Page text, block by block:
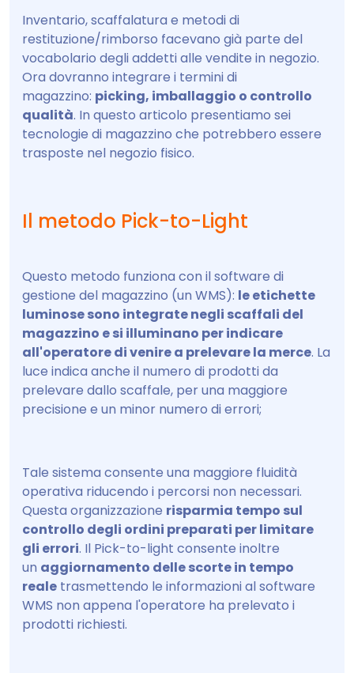
Inventario, scaffalatura e metodi di
restituzione/rimborso facevano già parte del
vocabolario degli addetti alle vendite in negozio.
Ora dovranno integrare i termini di
magazzino: picking, imballaggio o controllo
qualità. In questo articolo presentiamo sei
tecnologie di magazzino che potrebbero essere
trasposte nel negozio fisico.
Il metodo Pick-to-Light
Questo metodo funziona con il software di
gestione del magazzino (un WMS): le etichette
luminose sono integrate negli scaffali del
magazzino e si illuminano per indicare
all'operatore di venire a prelevare la merce. La
luce indica anche il numero di prodotti da
prelevare dallo scaffale, per una maggiore
precisione e un minor numero di errori;
Tale sistema consente una maggiore fluidità
operativa riducendo i percorsi non necessari.
Questa organizzazione risparmia tempo sul
controllo degli ordini preparati per limitare
gli errori. Il Pick-to-light consente inoltre
un aggiornamento delle scorte in tempo
reale trasmettendo le informazioni al software
WMS non appena l'operatore ha prelevato i
prodotti richiesti.